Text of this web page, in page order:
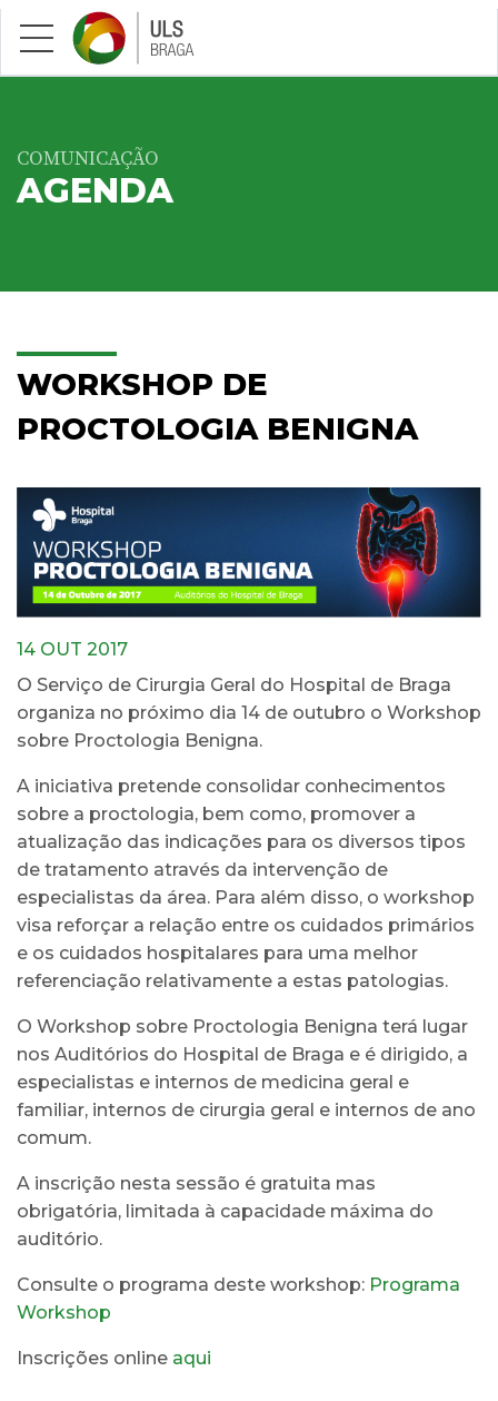
Saltar para conteúdo principal
COMUNICAÇÃO
AGENDA
WORKSHOP DE
PROCTOLOGIA BENIGNA
14 OUT 2017
O Serviço de Cirurgia Geral do Hospital de Braga
organiza no próximo dia 14 de outubro o Workshop
sobre Proctologia Benigna.
A iniciativa pretende consolidar conhecimentos
sobre a proctologia, bem como, promover a
atualização das indicações para os diversos tipos
de tratamento através da intervenção de
especialistas da área. Para além disso, o workshop
visa reforçar a relação entre os cuidados primários
e os cuidados hospitalares para uma melhor
referenciação relativamente a estas patologias.
O Workshop sobre Proctologia Benigna terá lugar
nos Auditórios do Hospital de Braga e é dirigido, a
especialistas e internos de medicina geral e
familiar, internos de cirurgia geral e internos de ano
comum.
A inscrição nesta sessão é gratuita mas
obrigatória, limitada à capacidade máxima do
auditório.
Consulte o programa deste workshop: Programa
Workshop
Inscrições online aqui